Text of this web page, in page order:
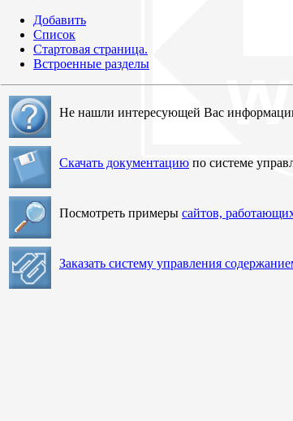
Добавить
Список
Стартовая страница.
Встроенные разделы
Не нашли интересующей Вас
Скачать документацию по системе
Посмотреть примеры сайтов,
Заказать систему управления